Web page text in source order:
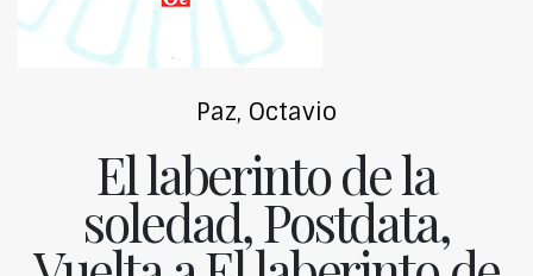
Paz, Octavio
El laberinto de la
soledad, Postdata,